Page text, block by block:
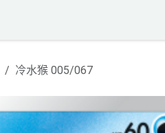
冷水猴 005/067